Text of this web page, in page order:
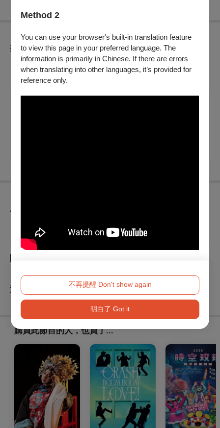
Method 2
You can use your browser's built-in translation feature
to view this page in your preferred language. The
information is primarily in Chinese. If there are errors
when translating into other languages, it’s provided for
reference only.
不再提醒 Don't show again
明白了 Got it
折扣方案
※工程師專用，非正式節目票券，請勿點選結帳購入。
※工程師專用，非正式節目票券，請勿點選結帳購入。
展演須知
※工程師專用，非正式節目票券，請勿點選結帳購入。
購取票須知
退換須知
購買此節目的人，也買了...